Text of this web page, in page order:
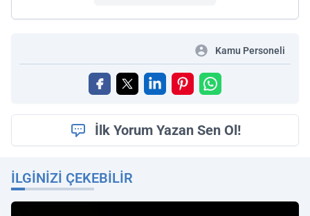
Kamu Personeli
İlk Yorum Yazan Sen Ol!
İLGINIZI ÇEKEBILIR